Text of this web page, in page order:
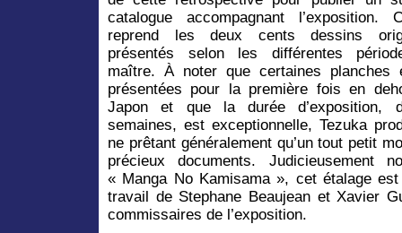
catalogue accompagnant l’exposition.
reprend les deux cents dessins
présentés selon les différentes
maître. À noter que certaines planches
présentées pour la première fois en
Japon et que la durée d’exposition,
semaines, est exceptionnelle, Tezuka
ne prêtant généralement qu’un tout petit
précieux documents. Judicieusement
« Manga No Kamisama », cet étalage
travail de Stephane Beaujean et Xavier
commissaires de l’exposition.